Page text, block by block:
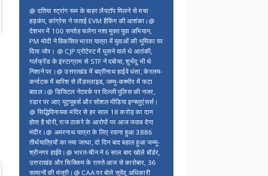
@ दतिया स्ट्रांग रूम के बाहर लैपटॉप मिलने से मचा
हड़कंप, कांग्रेस ने जताई EVM हैकिंग की आशंका।@
देशभर में 100 सप्ताेह चलेगा नशा मुक्त युवा अभियान,
PM मोदी ने विकसित भारत यात्रा में युवाओं की भूमिका पर
दिया जोर। @ CJP प्रोटेस्ट में घुसने वाले थे आतंकी,
गर्लफ्रेंड के इंस्टाग्राम से STF ने दबोचा, शुभेंदु भी थे
निशाने पर।@ उत्तराखंड में बद्रीनाथ हाईवे धंसा, केरलम-
कर्नाटक में बारिश से लैंडस्लाइड, जम्मू-कश्मीर में फटा
बादल।@ डिजिटल नेटवर्क पर दिल्ली पुलिस की नजर,
रडार पर आए यूट्यूबर्स और सोशल मीडिया इन्फ्लुएंसर्स।
@ सिद्धिविनायक मंदिर से हर साल 18 करोड़ का दान
होता है चोरी, राज ठाकरे के आरोपों पर आज जवाब देगा
मंदीर।@ अमरनाथ यात्रा के लिए रवाना हुआ 3886
तीर्थयात्रियों का नया जत्था, दो दिन बाद बहाल हुआ जम्मू-
श्रीनगर हाईवे।@ भारत-चीन ने 6 साल बाद खोले बॉर्डर,
उत्तराखंड और सिक्किम के रास्ते आज से कारोबार, 36
सामानों की मंजूरी।@ CAA पर बोले सुवेंदु अधिकारी